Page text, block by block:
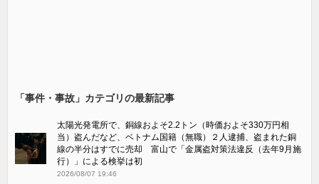
「事件・事故」カテゴリの最新記事
太陽光発電所で、銅線およそ2.2トン（時価およそ330万円相
当）盗んだなど、ベトナム国籍（無職）２人逮捕、盗まれた銅
線の半分はすでに売却 富山で「金属盗対策法違反（去年9月施
行）」による検挙は初
2026/08/07 19:46